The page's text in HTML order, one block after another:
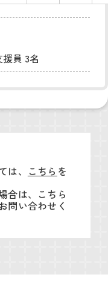
員 3名
、 こちら を
合は、こちら
問い合わせく